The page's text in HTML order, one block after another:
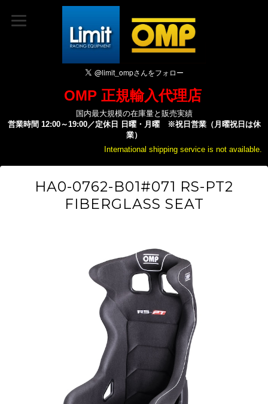
OMP 正規輸入代理店
国内最大規模の在庫量と販売実績
営業時間 12:00～19:00／定休日 日曜・月曜 ※祝日営業（月曜祝日は休
業）
International shipping service is not available.
HA0-0762-B01#071 RS-PT2
FIBERGLASS SEAT